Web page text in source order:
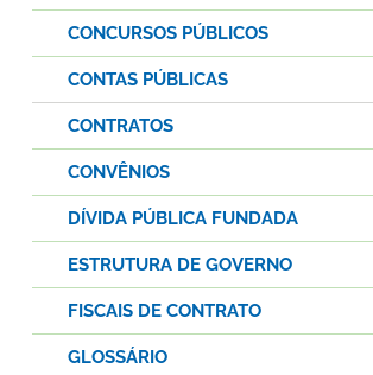
CONCURSOS PÚBLICOS
CONTAS PÚBLICAS
CONTRATOS
CONVÊNIOS
DÍVIDA PÚBLICA FUNDADA
ESTRUTURA DE GOVERNO
FISCAIS DE CONTRATO
GLOSSÁRIO